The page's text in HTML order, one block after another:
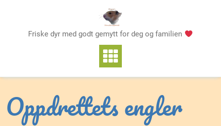
Friske dyr med godt gemytt for deg og familien
Oppdrettets engler